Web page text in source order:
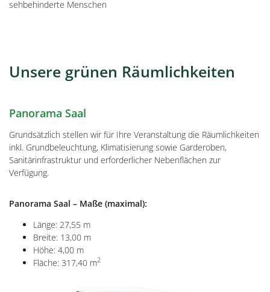
sehbehinderte Menschen
Unsere grünen Räumlichkeiten
Panorama Saal
Grundsätzlich stellen wir für Ihre Veranstaltung die Räumlichkeiten
inkl. Grundbeleuchtung, Klimatisierung sowie Garderoben,
Sanitärinfrastruktur und erforderlicher Nebenflächen zur
Verfügung.
Panorama Saal – Maße (maximal):
Länge: 27,55 m
Breite: 13,00 m
Höhe: 4,00 m
Fläche: 317,40 m2